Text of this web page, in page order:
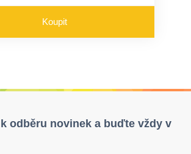
Koupit
odběru novinek a buďte vždy v